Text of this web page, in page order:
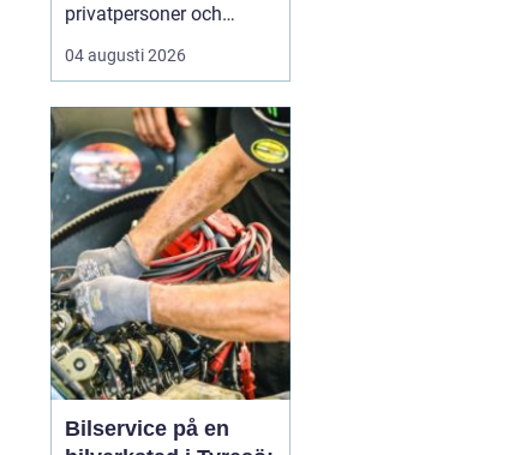
privatpersoner och
företag behöver hjälp
med värme, vatten och
Många undrar vad som
skiljer en seriös vvs
partner från en tillfällig
lösning, hur en
installation bör gå till
och vilka...
04 augusti 2026
Bilservice på en